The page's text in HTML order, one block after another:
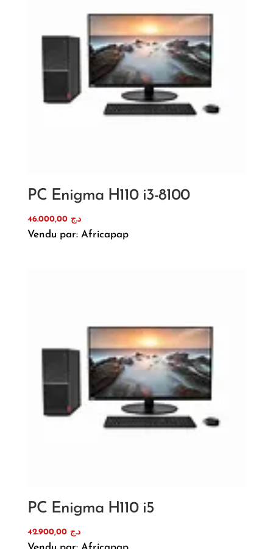
PC Enigma H110 i3-8100
د.ج 46.000,00
Vendu par: Africapap
PC Enigma H110 i5
د.ج 42.900,00